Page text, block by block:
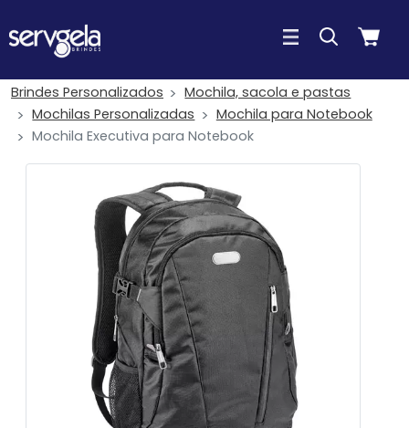
Brindes Personalizados
Mochila, sacola e pastas
Mochilas Personalizadas
Mochila para Notebook
Mochila Executiva para Notebook